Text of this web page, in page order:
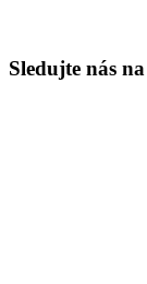
Sledujte nás